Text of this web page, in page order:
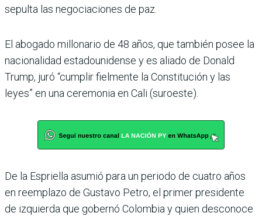
sepulta las negociaciones de paz.
El abogado millonario de 48 años, que también posee la
nacionalidad estadouni­dense y es aliado de Donald
Trump, juró “cumplir fiel­mente la Constitución y las
leyes” en una ceremonia en Cali (suroeste).
De la Espriella asumió para un periodo de cuatro años
en reemplazo de Gustavo Petro, el primer presidente
de izquierda que gobernó Colombia y quien desconoce